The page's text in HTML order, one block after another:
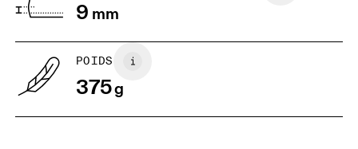
US
Glisser horizontalement pour en savoir plus
9 mm
POIDS
375g